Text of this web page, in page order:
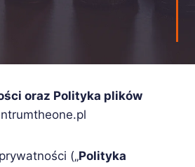
oraz Polityka plików
(„Polityka